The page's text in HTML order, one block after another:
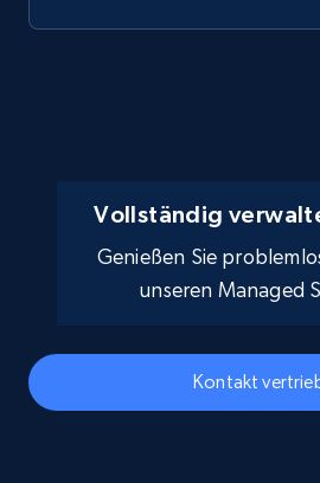
Vollständig
Genießen Sie
unseren Managed
Kontakt